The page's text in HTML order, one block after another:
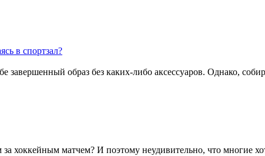
в спортзал?
образ без каких-либо аксессуаров. Однако,
хоккейным матчем? И поэтому неудивительно, что многие